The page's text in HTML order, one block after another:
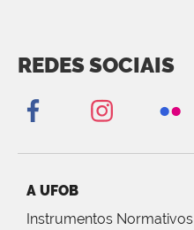
REDES SOCIAIS
A UFOB
Instrumentos Normativos